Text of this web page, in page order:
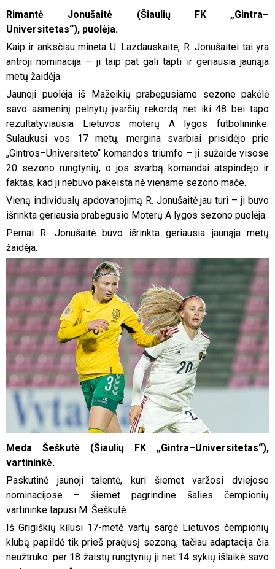
Rimantė Jonušaitė (Šiaulių FK „Gintra–
Universitetas“), puolėja.
Kaip ir anksčiau minėta U. Lazdauskaitė, R. Jonušaitei tai yra
antroji nominacija – ji taip pat gali tapti ir geriausia jaunąja
metų žaidėja.
Jaunoji puolėja iš Mažeikių prabėgusiame sezone pakėlė
savo asmeninį pelnytų įvarčių rekordą net iki 48 bei tapo
rezultatyviausia Lietuvos moterų A lygos futbolininke.
Sulaukusi vos 17 metų, mergina svarbiai prisidėjo prie
„Gintros–Universiteto“ komandos triumfo – ji sužaidė visose
20 sezono rungtynių, o jos svarbą komandai atspindėjo ir
faktas, kad ji nebuvo pakeista nė viename sezono mače.
Vieną individualų apdovanojimą R. Jonušaitė jau turi – ji buvo
išrinkta geriausia prabėgusio Moterų A lygos sezono puolėja.
Pernai R. Jonušaitė buvo išrinkta geriausia jaunąja metų
žaidėja.
Meda Šeškutė (Šiaulių FK „Gintra–Universitetas“),
vartininkė.
Paskutinė jaunoji talentė, kuri šiemet varžosi dviejose
nominacijose – šiemet pagrindine šalies čempionių
vartininke tapusi M. Šeškutė.
Iš Grigiškių kilusi 17-metė vartų sargė Lietuvos čempionių
klubą papildė tik prieš praėjusį sezoną, tačiau adaptacija čia
neužtruko: per 18 žaistų rungtynių ji net 14 sykių išlaikė savo